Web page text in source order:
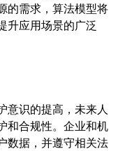
的需求，算法模型将
升应用场景的广泛
意识的提高，未来人
和合规性。企业和机
数据，并遵守相关法